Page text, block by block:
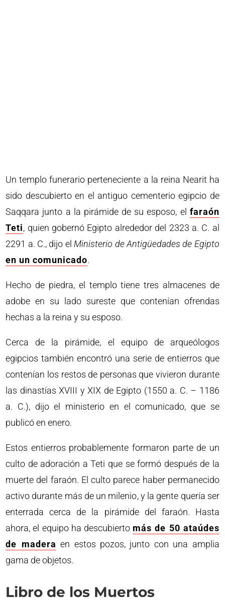
Un templo funerario perteneciente a la reina Nearit ha
sido descubierto en el antiguo cementerio egipcio de
Saqqara junto a la pirámide de su esposo, el faraón
Teti, quien gobernó Egipto alrededor del 2323 a. C. al
2291 a. C., dijo el Ministerio de Antigüedades de Egipto
en un comunicado.
Hecho de piedra, el templo tiene tres almacenes de
adobe en su lado sureste que contenían ofrendas
hechas a la reina y su esposo.
Cerca de la pirámide, el equipo de arqueólogos
egipcios también encontró una serie de entierros que
contenían los restos de personas que vivieron durante
las dinastías XVIII y XIX de Egipto (1550 a. C. – 1186
a. C.), dijo el ministerio en el comunicado, que se
publicó en enero.
Estos entierros probablemente formaron parte de un
culto de adoración a Teti que se formó después de la
muerte del faraón. El culto parece haber permanecido
activo durante más de un milenio, y la gente quería ser
enterrada cerca de la pirámide del faraón. Hasta
ahora, el equipo ha descubierto más de 50 ataúdes
de madera en estos pozos, junto con una amplia
gama de objetos.
Libro de los Muertos